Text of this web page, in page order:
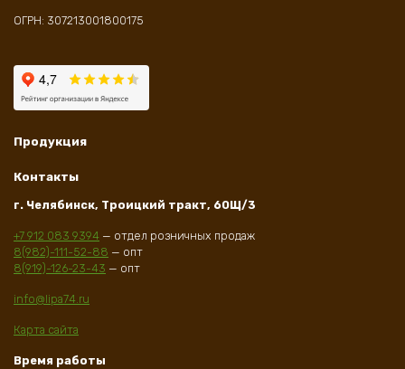
ОГРН: 307213001800175
Продукция
Контакты
г. Челябинск, Троицкий тракт, 60Щ/3
+7 912 083 9394 — отдел розничных продаж
8(982)-111-52-88 — опт
8(919)-126-23-43 — опт
info@lipa74.ru
Карта сайта
Время работы